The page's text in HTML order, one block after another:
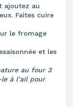
ajoutez au
Faites cuire
le fromage
et les
au four 3
à l’ail pour